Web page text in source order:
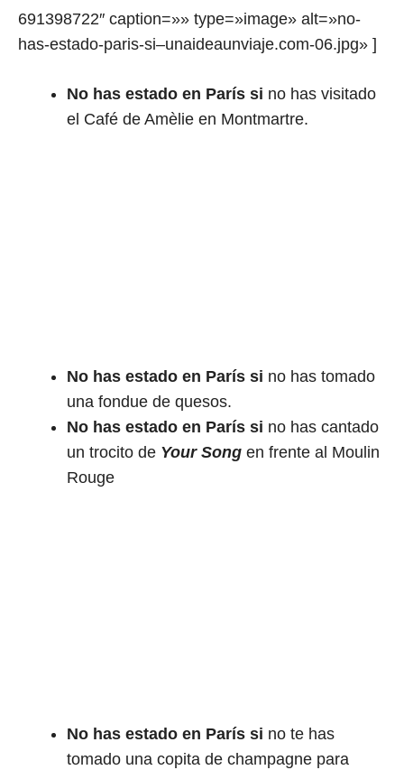
691398722″ caption=»» type=»image» alt=»no-
has-estado-paris-si–unaideaunviaje.com-06.jpg» ]
No has estado en París si no has visitado
el Café de Amèlie en Montmartre.
No has estado en París si no has tomado
una fondue de quesos.
No has estado en París si no has cantado
un trocito de Your Song en frente al Moulin
Rouge
No has estado en París si no te has
tomado una copita de champagne para